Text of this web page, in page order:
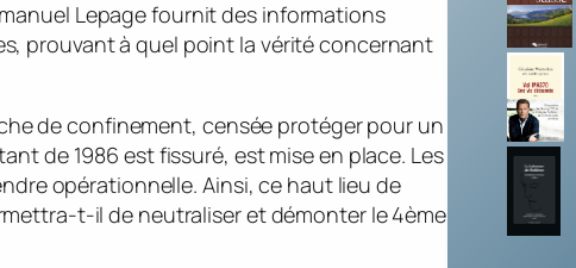
Lepage fournit des informations
prouvant à quel point la vérité concernant
de confinement, censée protéger pour un
de 1986 est fissuré, est mise en place. Les
opérationnelle. Ainsi, ce haut lieu de
t-il de neutraliser et démonter le 4ème